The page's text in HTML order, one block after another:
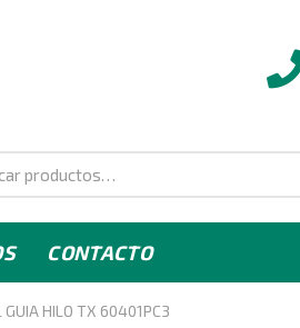
CONTACTO
GUIA HILO TX 60401PC3